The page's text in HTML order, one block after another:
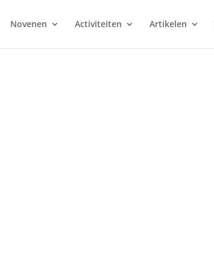
Novenen Activiteiten Artikelen